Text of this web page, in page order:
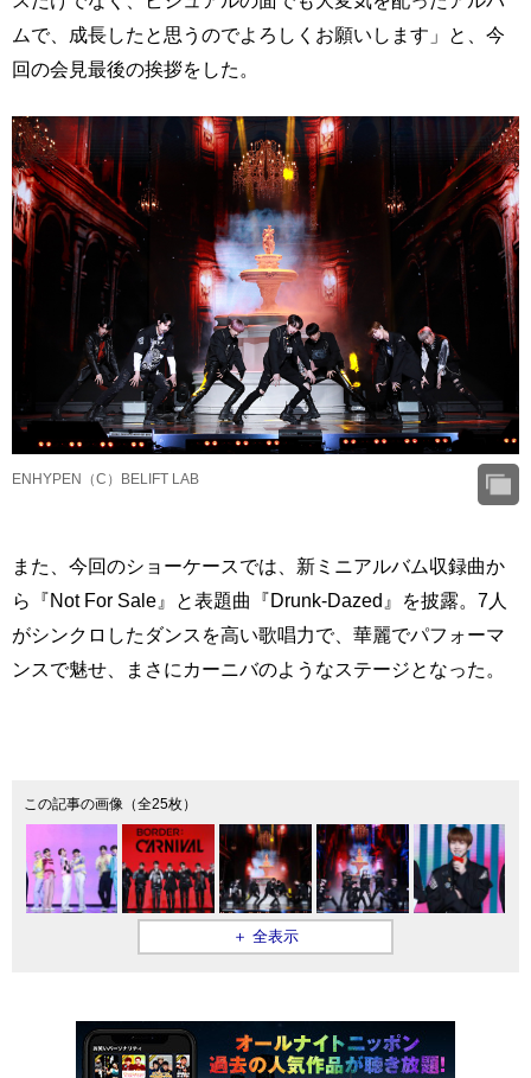
ムで、成長したと思うのでよろしくお願いします」と、今
回の会見最後の挨拶をした。
ENHYPEN（C）BELIFT LAB
また、今回のショーケースでは、新ミニアルバム収録曲か
ら『Not For Sale』と表題曲『Drunk-Dazed』を披露。7人
がシンクロしたダンスを高い歌唱力で、華麗でパフォーマ
ンスで魅せ、まさにカーニバのようなステージとなった。
この記事の画像（全25枚）
＋ 全表示